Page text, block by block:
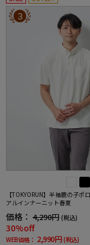
3
【TOKYORUN】半袖鹿の子ポ
アルインナーニット春夏
価格： 4,290円 (税込)
30%off
WEB価格： 2,990円 (税込)